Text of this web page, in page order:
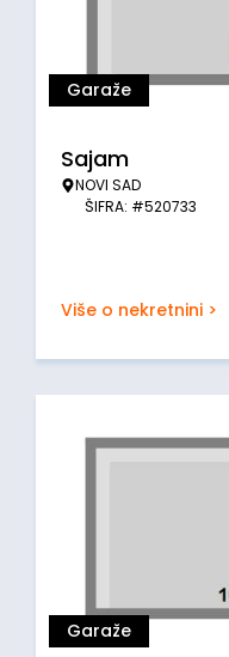
Garaže
Sajam
NOVI SAD
ŠIFRA: #520733
Više o nekretnini >
Garaže